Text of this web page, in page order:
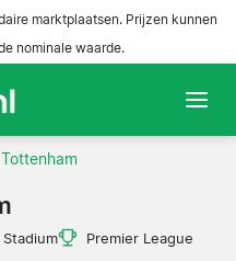
marktplaatsen. Prijzen kunnen
nominale waarde.
Stadium
Premier League